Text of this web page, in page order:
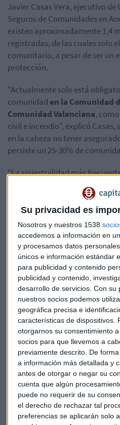
Su privacidad es
Nosotros y nuestros 1538
accedemos a información en
y procesamos datos
únicos e información estándar
para publicidad y contenido
publicidad y contenido,
desarrollo de servicios. Con su
nuestros socios podemos
geográfica precisa e
características de dispositivos.
otorgarnos su consentimiento
socios para que llevemos a
previamente descrito. De
a información más detallada y
antes de otorgar o negar su
cuenta que algún
puede no requerir de su
el derecho de rechazar tal
preferencias se aplicarán solo
Javier Casas Vera, ejecutivo de
Seguros de Comunidades en
existen aproximadamente 1,4
registradas, de las cuales solo
comunitario, a pesar de ser un
protección.
"Actualmente solo está
comunidad en la Comunidad
Comunidad Valenciana,
civil e incendio", explicó
en la cabeza no tener
persiste un 25-30% de
"La siniestralidad más
agua", señaló Casas,
siniestros que se producen en
tipo de rotura de tubería
A estos se suman filtraciones
principales incidencias.
La importancia de un
amplias coberturas
Isabel Linares, directora de
más de 15 años de experiencia
crecimiento en la contratación
especialmente tras la
de la necesidad de viajar
que podía conllevar, no solo
Linares enfatizó la necesidad de
amplias coberturas de
para destinos como Estados
que han superado el millón de
fue un ingreso por COVID en